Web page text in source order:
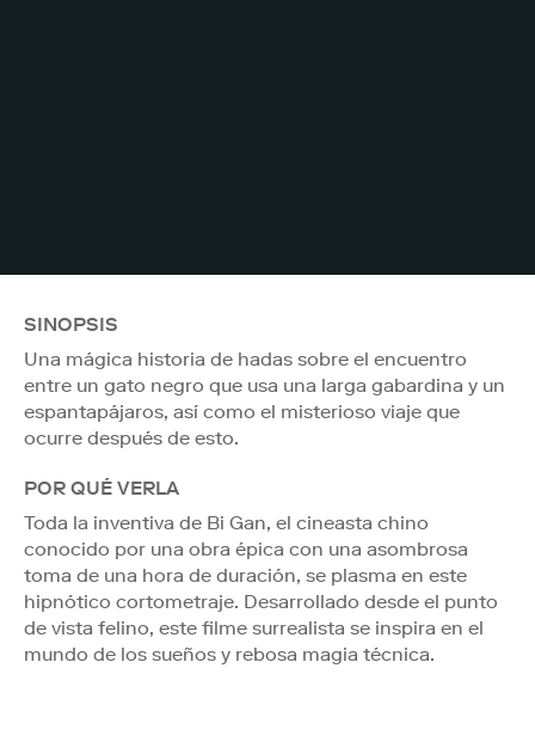
SINOPSIS
Una mágica historia de hadas sobre el encuentro
entre un gato negro que usa una larga gabardina y un
espantapájaros, así como el misterioso viaje que
ocurre después de esto.
POR QUÉ VERLA
Toda la inventiva de Bi Gan, el cineasta chino
conocido por una obra épica con una asombrosa
toma de una hora de duración, se plasma en este
hipnótico cortometraje. Desarrollado desde el punto
de vista felino, este filme surrealista se inspira en el
mundo de los sueños y rebosa magia técnica.